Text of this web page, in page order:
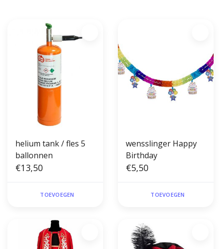
helium tank / fles 5
ballonnen
€13,50
TOEVOEGEN
wensslinger Happy
Birthday
€5,50
TOEVOEGEN